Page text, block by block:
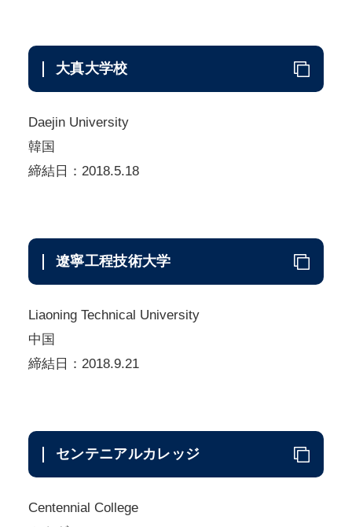
大真大学校
Daejin University
韓国
締結日：2018.5.18
遼寧工程技術大学
Liaoning Technical University
中国
締結日：2018.9.21
センテニアルカレッジ
Centennial College